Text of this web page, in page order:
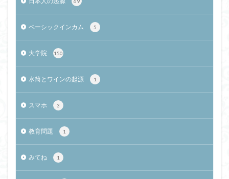
ベーシックインカム 5
大学院 150
水筒とワインの起源 1
スマホ 3
教育問題 1
みてね 1